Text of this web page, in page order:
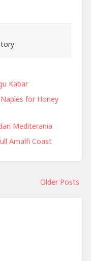
Kabar
for Honey
Mediterania
Amalfi Coast
Older Posts